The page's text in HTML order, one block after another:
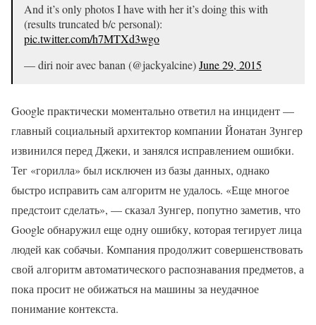
And it’s only photos I have with her it’s doing this with
(results truncated b/c personal):
pic.twitter.com/h7MTXd3wgo
— diri noir avec banan (@jackyalcine)June 29, 2015
Google практически моментально ответил на инцидент —
главный социальный архитектор компании Йонатан Зунгер
извинился перед Джеки, и занялся исправлением ошибки.
Тег «горилла» был исключен из базы данных, однако
быстро исправить сам алгоритм не удалось. «Еще многое
предстоит сделать», — сказал Зунгер, попутно заметив, что
Google обнаружил еще одну ошибку, которая тегирует лица
людей как собачьи. Компания продолжит совершенствовать
свой алгоритм автоматического распознавания предметов, а
пока просит не обижаться на машины за неудачное
понимание контекста.